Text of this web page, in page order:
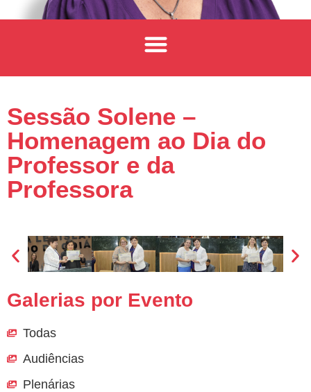
Sessão Solene –
Homenagem ao Dia do
Professor e da
Professora
Galerias por Evento
Todas
Audiências
Plenárias